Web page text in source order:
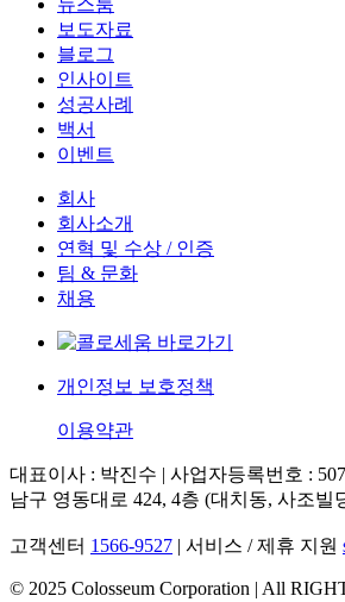
보도자료
블로그
인사이트
성공사례
백서
이벤트
회사
회사소개
연혁 및 수상 / 인증
팀 & 문화
채용
개인정보 보호정책
이용약관
대표이사 : 박진수 | 사업자등록번호 :
남구 영동대로 424, 4층 (대치동, 사조빌
고객센터 1566-9527 | 서비스 / 제휴 지원
© 2025 Colosseum Corporation | All